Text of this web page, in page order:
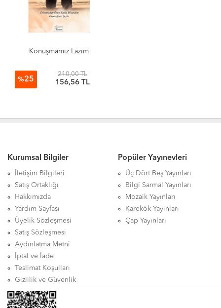
Konuşmamız Lazım
%25
210,00 TL
156,56 TL
Kurumsal Bilgiler
İletişim Bilgileri
Satış Ortaklığı
Hakkımızda
Yardım Sayfası
Üyelik Sözleşmesi
Satış Sözleşmesi
Aydınlatma Metni
İptal ve İade
Teslimat Koşulları
Gizlilik ve Güvenlik
Popüler Yayınevleri
Üç Dört Beş Yayınları
Bilgi Sarmal Yayınları
Mozaik Yayınları
Karekök Yayınları
Çap Yayınları